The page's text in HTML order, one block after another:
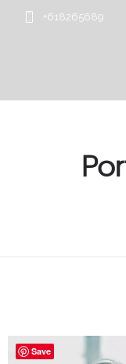
+618265689
Save